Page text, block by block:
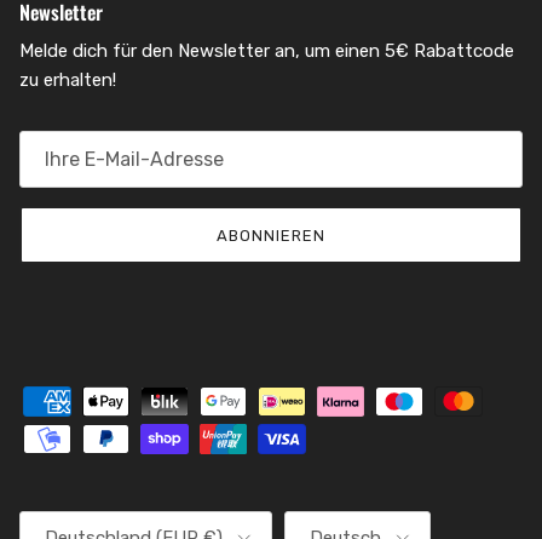
Newsletter
Melde dich für den Newsletter an, um einen 5€ Rabattcode
zu erhalten!
ABONNIEREN